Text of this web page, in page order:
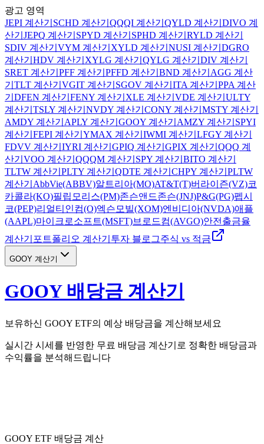
광고 영역
JEPI 계산기 SCHD 계산기 QQQI 계산기 QYLD 계산기 DIVO 계
산기 JEPQ 계산기 SPYD 계산기 SPHD 계산기 RYLD 계산기
SDIV 계산기 VYM 계산기 XYLD 계산기 NUSI 계산기 DGRO
계산기 HDV 계산기 XYLG 계산기 QYLG 계산기 DIV 계산기
SRET 계산기 PFF 계산기 PFFD 계산기 BND 계산기 AGG 계산
기 TLT 계산기 VGIT 계산기 SGOV 계산기 ITA 계산기 PPA 계산
기 DFEN 계산기 FENY 계산기 XLE 계산기 VDE 계산기 ULTY
계산기 TSLY 계산기 NVDY 계산기 CONY 계산기 MSTY 계산기
AMDY 계산기 APLY 계산기 GOOY 계산기 AMZY 계산기 SPYI
계산기 FEPI 계산기 YMAX 계산기 IWMI 계산기 LFGY 계산기
FDVV 계산기 IYRI 계산기 GPIQ 계산기 GPIX 계산기 QQQ 계
산기 VOO 계산기 QQQM 계산기 SPY 계산기 BITO 계산기
TLTW 계산기 PLTY 계산기 QDTE 계산기 CHPY 계산기 PLTW
계산기 AbbVie(ABBV)알트리아(MO)AT&T(T)버라이즌(VZ)코
카콜라(KO)필립모리스(PM)존슨앤드존슨(JNJ)P&G(PG)펩시
코(PEP)리얼티인컴(O)엑슨모빌(XOM)엔비디아(NVDA)애플
(AAPL)마이크로소프트(MSFT)브로드컴(AVGO)안전출금율
계산기 포트폴리오 계산기 투자 블로그주식 vs 적금
GOOY 계산기
GOOY 배당금 계산기
보유하신 GOOY ETF의 예상 배당금을 계산해보세요
실시간 시세를 반영한 무료 배당금 계산기로 정확한 배당금과
수익률을 분석해드립니다
GOOY ETF 배당금 계산